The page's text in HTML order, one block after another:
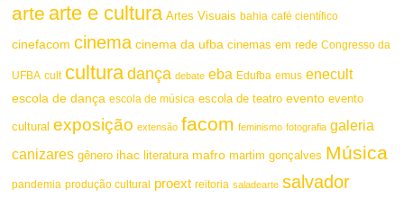
arte arte e cultura Artes Visuais bahia café científico
cinefacom cinema cinema da ufba cinemas em rede Congresso da
UFBA cult cultura dança debate eba Edufba emus enecult
escola de dança escola de música escola de teatro evento evento
cultural exposição extensão facom feminismo fotografia galeria
canizares gênero ihac literatura mafro martim gonçalves Música
pandemia produção cultural proext reitoria saladearte salvador